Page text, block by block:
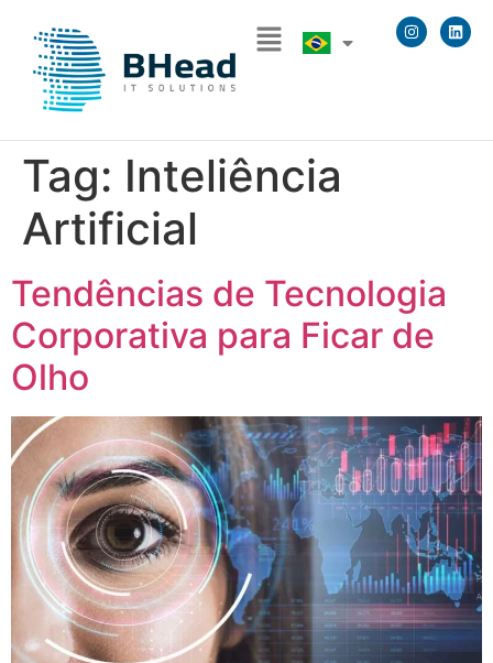
Tag: Inteliência
Artificial
Tendências de Tecnologia
Corporativa para Ficar de
Olho